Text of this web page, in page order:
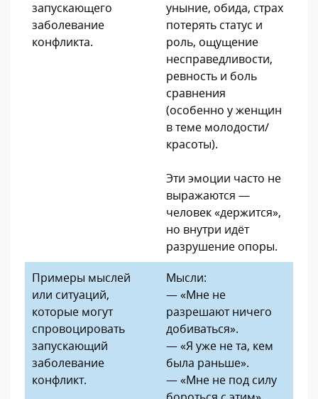
запускающего
заболевание
конфликта.
уныние, обида, страх
потерять статус и
роль, ощущение
несправедливости,
ревность и боль
сравнения
(особенно у женщин
в теме молодости/
красоты).
Эти эмоции часто не
выражаются —
человек «держится»,
но внутри идёт
разрушение опоры.
Примеры мыслей
или ситуаций,
которые могут
спровоцировать
запускающий
заболевание
конфликт.
Мысли:
— «Мне не
разрешают ничего
добиваться».
— «Я уже не та, кем
была раньше».
— «Мне не под силу